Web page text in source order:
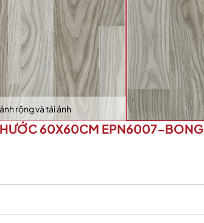
rộng và tải ảnh
60X60CM EPN6007-BONG